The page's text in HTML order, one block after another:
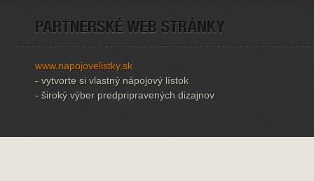
www.napojovelistky.sk
- vytvorte si vlastný nápojový lístok
- široký výber predpripravených dizajnov